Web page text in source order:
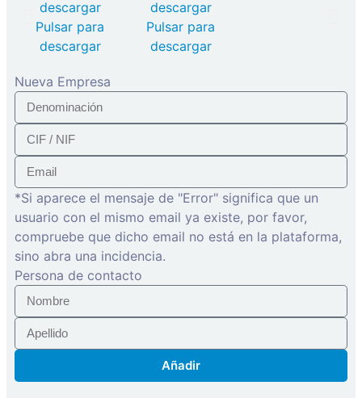
Pulsar para
descargar
Pulsar para
descargar
Nueva Empresa
*Si aparece el mensaje de "Error" significa que un
usuario con el mismo email ya existe, por favor,
compruebe que dicho email no está en la plataforma,
sino abra una incidencia.
Persona de contacto
Añadir